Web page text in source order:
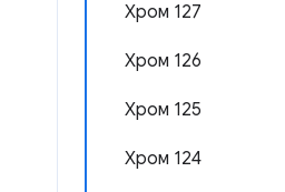
Хром 127
Хром 126
Хром 125
Хром 124